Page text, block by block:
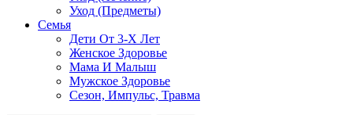
Уход (Предметы)
Семья
Дети От 3-Х Лет
Женское Здоровье
Мама И Малыш
Мужское Здоровье
Сезон, Импульс, Травма